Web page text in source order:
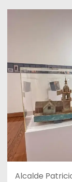
Alcalde